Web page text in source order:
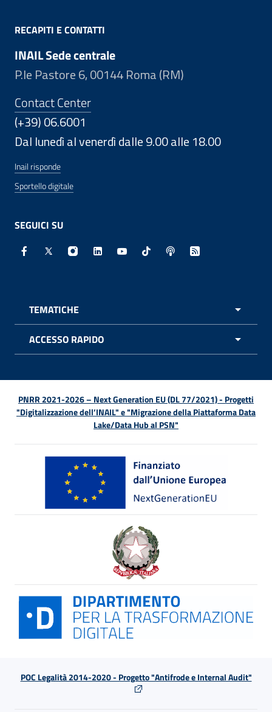
RECAPITI E CONTATTI
INAIL Sede centrale
P.le Pastore 6, 00144 Roma (RM)
Contact Center
(+39) 06.6001
Dal lunedì al venerdì dalle 9.00 alle 18.00
Inail risponde
Sportello digitale
SEGUICI SU
Facebook - Sito esterno - Apertura in nuova finestra
X - Sito esterno - Apertura in nuova finestra
Instagram - Sito esterno - Apertura in
Linkedin - Sito esterno - Apertura in
Youtube - Sito esterno -
TikTok - Sito esterno -
Spreaker - Sito
Feed RSS -
TEMATICHE
ACCESSO RAPIDO
PNRR 2021-2026 – Next Generation EU (DL 77/2021) - Progetti
"Digitalizzazione dell’INAIL" e "Migrazione della Piattaforma Data
Lake/Data Hub al PSN"
POC Legalità 2014-2020 - Progetto "Antifrode e Internal Audit"